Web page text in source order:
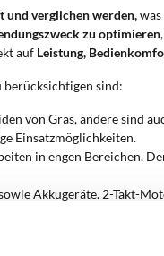
und verglichen werden,
zu optimieren
auf Leistung,
sind:
von Gras, andere
Einsatzmöglichkeiten.
in engen Bereichen.
Akkugeräte. 2-Takt-
leicht und leise, mit
Freischneider